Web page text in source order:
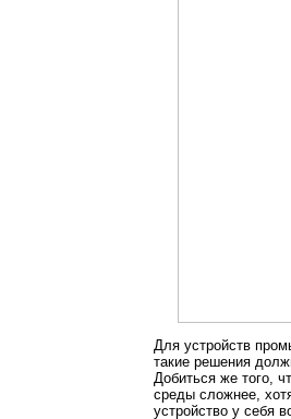
Для устройств
такие решения
Добиться же того,
среды сложнее,
устройство у себя